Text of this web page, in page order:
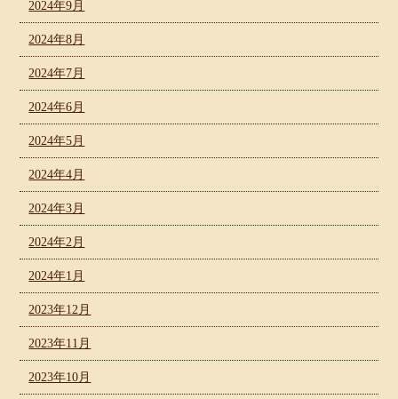
2024年9月
2024年8月
2024年7月
2024年6月
2024年5月
2024年4月
2024年3月
2024年2月
2024年1月
2023年12月
2023年11月
2023年10月